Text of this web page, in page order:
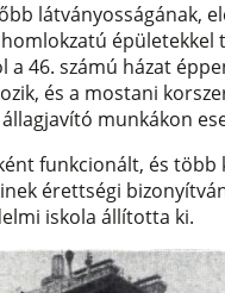
látványosságának,
épületekkel
a 46. számú házat
és a mostani
munkákon
funkcionált, és több
érettségi
iskola állította ki.